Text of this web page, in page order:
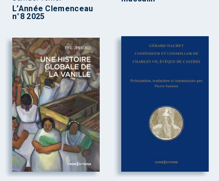
L’Année Clemenceau
n°8 2025